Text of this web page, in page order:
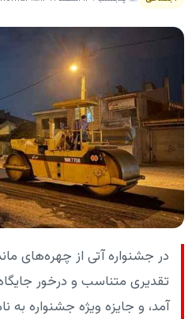
در جشنواره آتی از چهره‌های
تقدیری متناسب و درخور
آمد، و جایزه ویژه جشنواره به